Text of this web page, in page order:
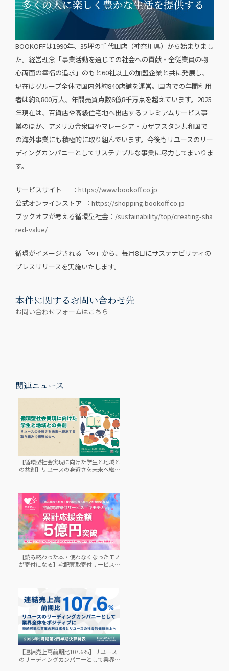
BOOKOFFは1990年、35坪の千代田店（神奈川県）から始まりまし
た。経営理念「事業活動を通じての社会への貢献・全従業員の物
心両面の幸福の追求」のもと60社以上の加盟企業と共に発展し、
現在はグループ全体で国内外約840店舗を運営。国内での年間利用
者は約8,800万人、年間売買点数6億8千万点を超えています。2025
年現在は、百貨店や高級住宅地へ出店するプレミアムサービス事
業のほか、アメリカ合衆国やマレーシア・カザフスタン共和国で
の海外事業にも積極的に取り組んでいます。今後もリユースのリー
ディングカンパニーとしてサステナブルな事業に尽力してまいりま
す。
サービスサイト ： https://www.bookoff.co.jp
公式オンラインストア ： https://shopping.bookoff.co.jp
ブックオフが考える循環型社会： /sustainability/top/creating-sha
red-value/
循環がイメージされる「∞」から、毎月8日にサステナビリティの
プレスリリースを実施いたします。
本件に関するお問い合わせ先
お問い合わせフォームはこちら
関連ニュース
【循環型社会実現に向けた学生と地域と
の共創】リユースの身近さを未来へ継承
【読み終わった本・使わなくなったモノ
が寄付になる】宅配買取寄付サービス
【連結売上高前期比107.6%】リユース
のリーディングカンパニーとして業界全